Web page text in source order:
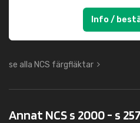
Info /
se alla NCS färgfläktar
Annat NCS s 2000 - s